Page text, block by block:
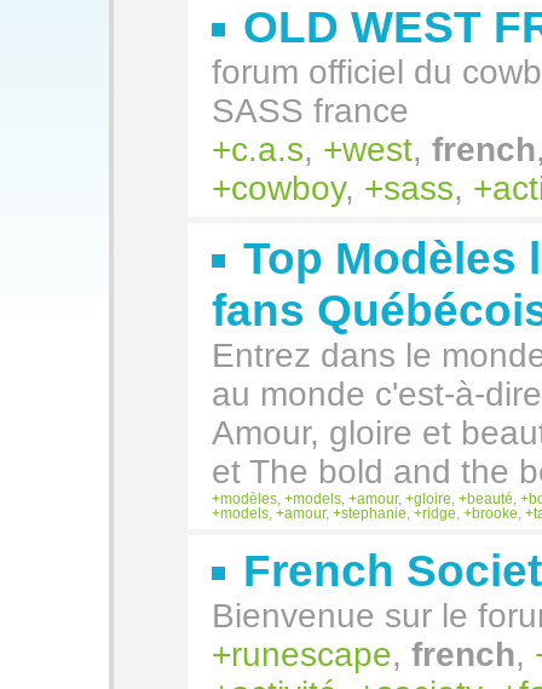
OLD WEST
forum officiel du
SASS france
c.a.s, west, french
cowboy, sass,
Top Modèles
fans
Entrez dans le
au monde c'est-à-
Amour, gloire et
et The bold and the
modèles models amour, gloire beauté
models
amour, stephanie ridge brooke
French
Bienvenue sur le
runescape, french,